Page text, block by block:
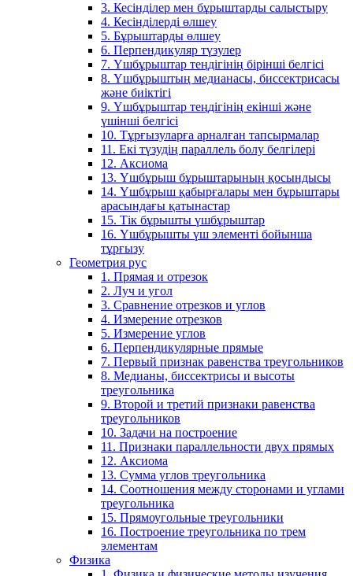
3. Кесінділер мен бұрыштарды салыстыру
4. Кесінділерді өлшеу
5. Бұрыштарды өлшеу
6. Перпендикуляр түзулер
7. Үшбұрыштар теңдігінің бірінші белгісі
8. Үшбұрыштың медианасы, биссектрисасы
және биіктігі
9. Үшбұрыштар теңдігінің екінші және
үшінші белгісі
10. Тұрғызуларға арналған тапсырмалар
11. Екі түзудің параллель болу белгілері
12. Аксиома
13. Үшбұрыш бұрыштарының қосындысы
14. Үшбұрыш қабырғалары мен бұрыштары
арасындағы қатынастар
15. Тік бұрышты үшбұрыштар
16. Үшбұрышты үш элементі бойынша
тұрғызу
Геометрия рус
1. Прямая и отрезок
2. Луч и угол
3. Сравнение отрезков и углов
4. Измерение отрезков
5. Измерение углов
6. Перпендикулярные прямые
7. Первый признак равенства треугольников
8. Медианы, биссектрисы и высоты
треугольника
9. Второй и третий признаки равенства
треугольников
10. Задачи на построение
11. Признаки параллельности двух прямых
12. Аксиома
13. Сумма углов треугольника
14. Соотношения между сторонами и углами
треугольника
15. Прямоугольные треугольники
16. Построение треугольника по трем
элементам
Физика